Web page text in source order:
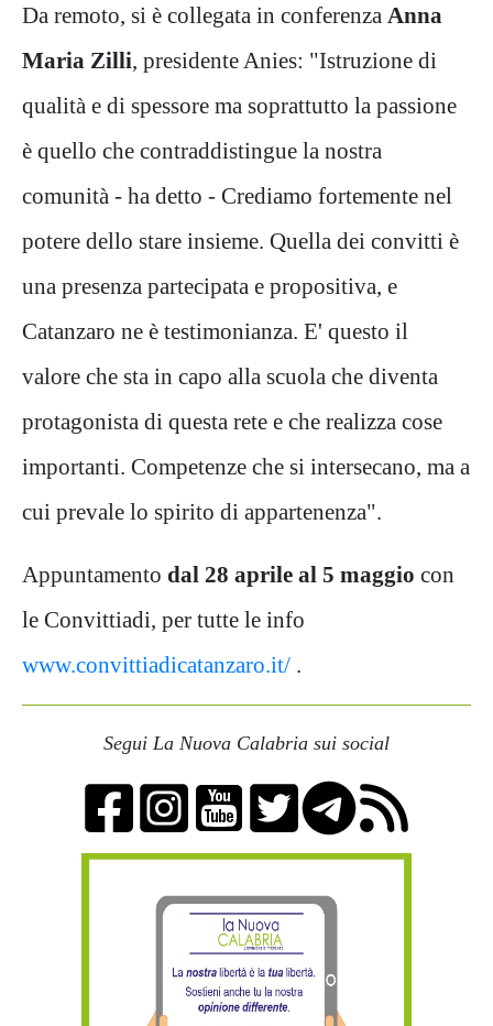
Da remoto, si è collegata in conferenza Anna
Maria Zilli, presidente Anies: "Istruzione di
qualità e di spessore ma soprattutto la passione
è quello che contraddistingue la nostra
comunità - ha detto - Crediamo fortemente nel
potere dello stare insieme. Quella dei convitti è
una presenza partecipata e propositiva, e
Catanzaro ne è testimonianza. E' questo il
valore che sta in capo alla scuola che diventa
protagonista di questa rete e che realizza cose
importanti. Competenze che si intersecano, ma a
cui prevale lo spirito di appartenenza".
Appuntamento dal 28 aprile al 5 maggio con
le Convittiadi, per tutte le info
www.convittiadicatanzaro.it/ .
Segui La Nuova Calabria sui social